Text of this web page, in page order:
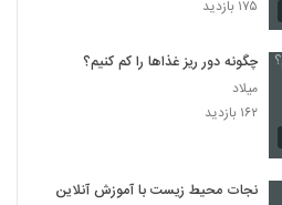
۱۷۵ بازدید
چگونه دور ریز غذاها را کم کنیم؟
میلاد
۱۶۲ بازدید
نجات محیط زیست با آموزش آنلاین